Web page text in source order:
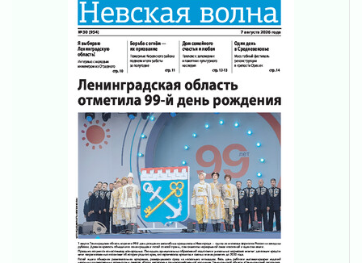
Никакого принуждения, только письменное
согласие
04 августа 2026
Без риска для здоровья и кошелька
04 августа 2026
Важная информация
04 августа 2026
Что делать со сбережениями
Награды нашли строителей
03 августа 2026
Ленобласть повышает производительность
труда в ЖКХ
03 августа 2026